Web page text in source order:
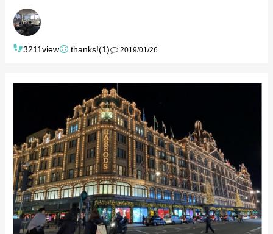
3211view thanks!(1) 2019/01/26